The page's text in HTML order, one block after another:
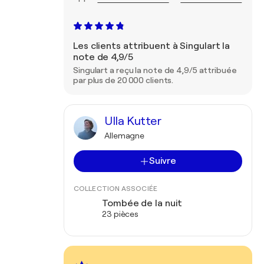
Les clients attribuent à Singulart la
note de 4,9/5
Singulart a reçu la note de 4,9/5 attribuée
par plus de 20 000 clients.
Ulla Kutter
Allemagne
Suivre
COLLECTION ASSOCIÉE
Tombée de la nuit
23 pièces